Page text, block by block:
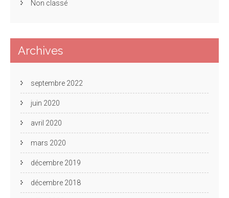
Non classé
Archives
septembre 2022
juin 2020
avril 2020
mars 2020
décembre 2019
décembre 2018